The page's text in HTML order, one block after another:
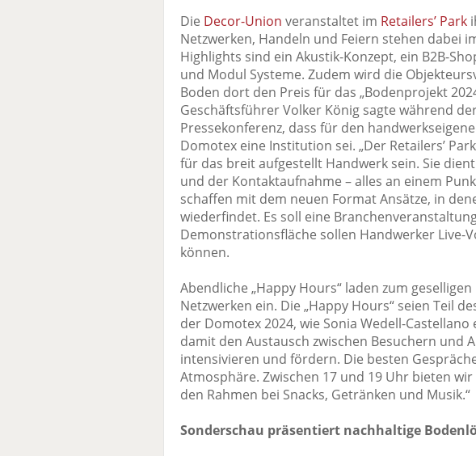
Die Decor-Union veranstaltet im Retailers’ Park
Netzwerken, Handeln und Feiern stehen dabei
Highlights sind ein Akustik-Konzept, ein B2B-
und Modul Systeme. Zudem wird die
Boden dort den Preis für das „Bodenprojekt
Geschäftsführer Volker König sagte während
Pressekonferenz, dass für den
Domotex eine Institution sei. „Der Retailers’
für das breit aufgestellt Handwerk sein. Sie
und der Kontaktaufnahme – alles an einem
schaffen mit dem neuen Format Ansätze, in
wiederfindet. Es soll eine
Demonstrationsfläche sollen Handwerker Live-
können.
Abendliche „Happy Hours“ laden zum
Netzwerken ein. Die „Happy Hours“ seien Teil
der Domotex 2024, wie Sonia Wedell-
damit den Austausch zwischen Besuchern und
intensivieren und fördern. Die besten
Atmosphäre. Zwischen 17 und 19 Uhr bieten
den Rahmen bei Snacks, Getränken und Musik.“
Sonderschau präsentiert nachhaltige